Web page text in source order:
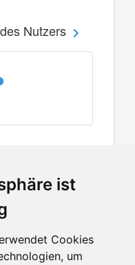
ist
Cookies
um
Nutzers